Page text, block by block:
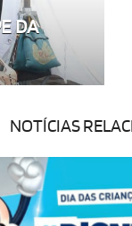
DA
NOTÍCIAS